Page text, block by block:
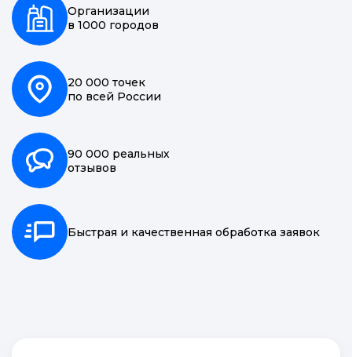
Организации
в 1000 городов
20 000 точек
по всей России
90 000 реальных
отзывов
Быстрая и качественная обработка заявок